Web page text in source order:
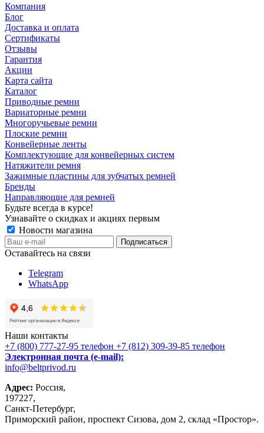
Компания
Блог
Доставка и оплата
Сертификаты
Отзывы
Гарантия
Акции
Карта сайта
Каталог
Приводные ремни
Вариаторные ремни
Многоручьевые ремни
Плоские ремни
Конвейерные ленты
Комплектующие для конвейерных систем
Натяжители ремня
Зажимные пластины для зубчатых ремней
Бренды
Направляющие для ремней
Будьте всегда в курсе!
Узнавайте о скидках и акциях первым
Новости магазина
Оставайтесь на связи
Telegram
WhatsApp
Наши контакты
+7 (800) 777-27-95 телефон +7 (812) 309-39-85 телефон
Электронная почта (e-mail):
info@beltprivod.ru
Адрес: Россия,
197227,
Санкт-Петербург,
Приморский район, проспект Сизова, дом 2, склад «Простор».